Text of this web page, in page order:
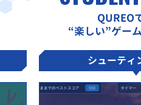
QUREO
“楽しい”ゲー
シューティ